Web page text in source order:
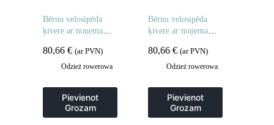
Bērnu velosipēda
ķivere ar noņemamu
52cm – rozā truša
forma
80,66 € (ar PVN)
Odzież rowerowa
Pievienot
Grozam
Bērnu velosipēda
ķivere ar noņemamu
pelēka
80,66€ (ar PVN)
Odzież rowerowa
Pievienot
Grozam